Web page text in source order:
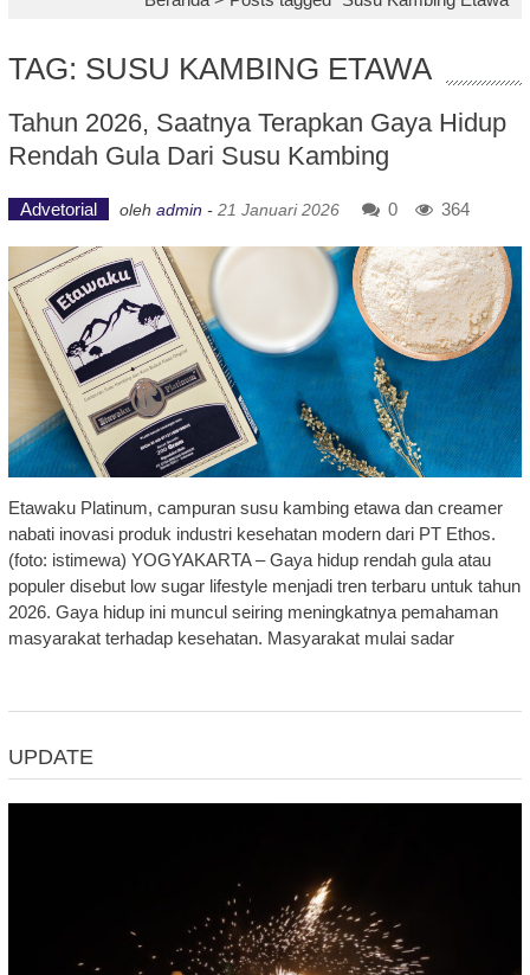
TAG: SUSU KAMBING ETAWA
Tahun 2026, Saatnya Terapkan Gaya Hidup
Rendah Gula Dari Susu Kambing
Advetorial oleh admin - 21 Januari 2026 0 364
Etawaku Platinum, campuran susu kambing etawa dan creamer
nabati inovasi produk industri kesehatan modern dari PT Ethos.
(foto: istimewa) YOGYAKARTA – Gaya hidup rendah gula atau
populer disebut low sugar lifestyle menjadi tren terbaru untuk tahun
2026. Gaya hidup ini muncul seiring meningkatnya pemahaman
masyarakat terhadap kesehatan. Masyarakat mulai sadar
UPDATE